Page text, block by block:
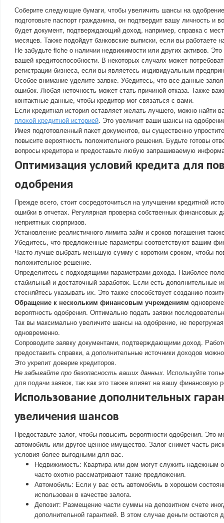
Соберите следующие бумаги, чтобы увеличить шансы на
подготовьте паспорт гражданина, он подтвердит вашу личность
будет документ, подтверждающий доход, например, справка с
месяцев. Также подойдут банковские выписки, если вы работаете
Не забудьте fiche о наличии недвижимости или других активов.
вашей кредитоспособности. В некоторых случаях может
регистрации бизнеса, если вы являетесь индивидуальным
Особое внимание уделите заявке. Убедитесь, что все данные
ошибок. Любая неточность может стать причиной отказа. Также
контактные данные, чтобы кредитор мог связаться с вами.
Если кредитная история оставляет желать лучшего, можно найти
плохой кредитной историей. Это увеличит ваши шансы на
Имея подготовленный пакет документов, вы существенно
повысите вероятность положительного решения. Будьте готовы
вопросы кредитора и предоставьте любую запрашиваемую
Оптимизация условий кредита для
одобрения
Прежде всего, стоит сосредоточиться на улучшении кредитной
ошибки в отчетах. Регулярная проверка собственных финансовых
неприятных сюрпризов.
Установление реалистичного лимита займ и сроков погашения
Убедитесь, что предложенные параметры соответствуют вашим
Часто лучше выбрать меньшую сумму с коротким сроком, чтобы
положительное решение.
Определитесь с подходящими параметрами дохода. Наиболее
стабильный и достаточный заработок. Если есть дополнительные
стесняйтесь указывать их. Это также способствует созданию
Обращение к нескольким финансовым учреждениям
вероятность одобрения. Оптимально подать заявки
Так вы максимально увеличите шансы на одобрение, не
одновременно.
Сопроводите заявку документами, подтверждающими доход.
предоставить справки, а дополнительные источники доходов
Это укрепит доверие кредиторов.
Не забывайте про безопасность ваших данных. Используйте
для подачи заявок, так как это также влияет на вашу финансовую
Использование дополнительных
увеличения шансов
Предоставьте залог, чтобы повысить вероятности одобрения. Это
автомобиль или другое ценное имущество. Залог снимет часть
условия более выгодными для вас.
Недвижимость: Квартира или дом могут служить надежным
часто охотно рассматривают такие предложения.
Автомобиль: Если у вас есть автомобиль в хорошем
использован в качестве залога.
Депозит: Размещение части суммы на депозитном счете
дополнительной гарантией. В этом случае деньги остаются